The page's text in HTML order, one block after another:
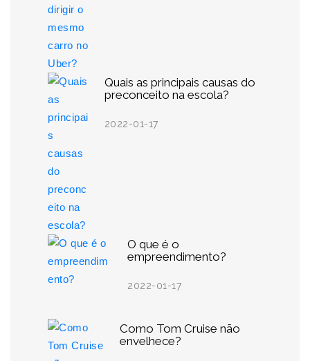
Quais as principais causas do
preconceito na escola?
2022-01-17
O que é o
empreendimento?
2022-01-17
Como Tom Cruise não
envelhece?